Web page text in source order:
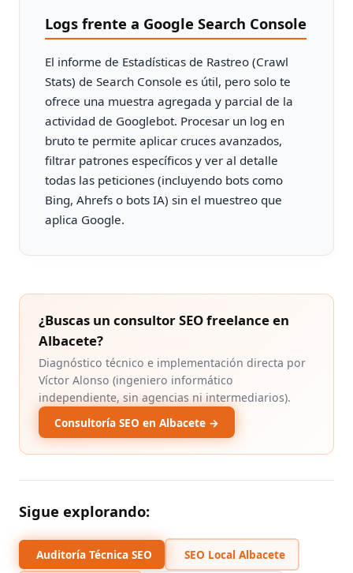
Logs frente a Google Search Console
El informe de Estadísticas de Rastreo (Crawl
Stats) de Search Console es útil, pero solo te
ofrece una muestra agregada y parcial de la
actividad de Googlebot. Procesar un log en
bruto te permite aplicar cruces avanzados,
filtrar patrones específicos y ver al detalle
todas las peticiones (incluyendo bots como
Bing, Ahrefs o bots IA) sin el muestreo que
aplica Google.
¿Buscas un consultor SEO freelance en
Albacete?
Diagnóstico técnico e implementación directa por
Víctor Alonso (ingeniero informático
independiente, sin agencias ni intermediarios).
Consultoría SEO en Albacete →
Sigue explorando:
Auditoría Técnica SEO SEO Local Albacete